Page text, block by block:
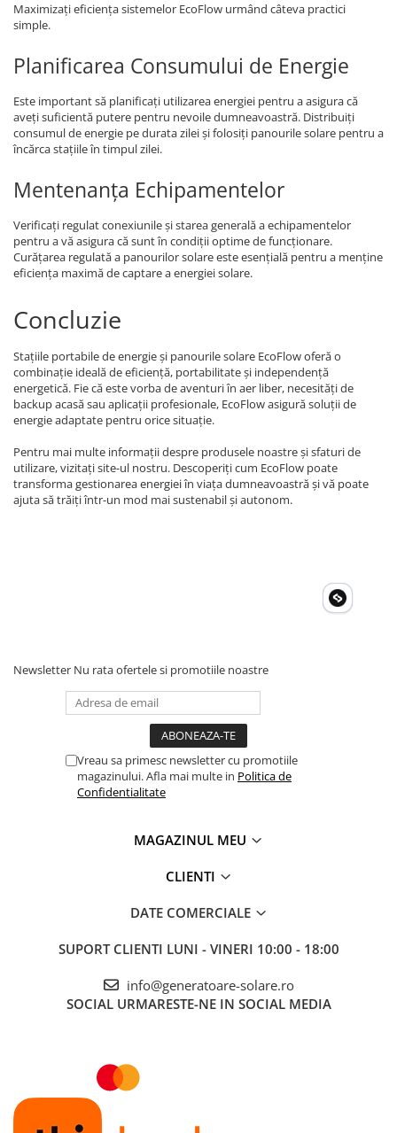
Maximizați eficiența sistemelor EcoFlow urmând câteva practici
simple.
Planificarea Consumului de Energie
Este important să planificați utilizarea energiei pentru a asigura că
aveți suficientă putere pentru nevoile dumneavoastră. Distribuiți
consumul de energie pe durata zilei și folosiți panourile solare pentru a
încărca stațiile în timpul zilei.
Mentenanța Echipamentelor
Verificați regulat conexiunile și starea generală a echipamentelor
pentru a vă asigura că sunt în condiții optime de funcționare.
Curățarea regulată a panourilor solare este esențială pentru a menține
eficiența maximă de captare a energiei solare.
Concluzie
Stațiile portabile de energie și panourile solare EcoFlow oferă o
combinație ideală de eficiență, portabilitate și independență
energetică. Fie că este vorba de aventuri în aer liber, necesități de
backup acasă sau aplicații profesionale, EcoFlow asigură soluții de
energie adaptate pentru orice situație.
Pentru mai multe informații despre produsele noastre și sfaturi de
utilizare, vizitați site-ul nostru. Descoperiți cum EcoFlow poate
transforma gestionarea energiei în viața dumneavoastră și vă poate
ajuta să trăiți într-un mod mai sustenabil și autonom.
Newsletter Nu rata ofertele si promotiile noastre
Vreau sa primesc newsletter cu promotiile
magazinului. Afla mai multe in Politica de
Confidentialitate
MAGAZINUL MEU
CLIENTI
DATE COMERCIALE
SUPORT CLIENTI LUNI - VINERI 10:00 - 18:00
info@generatoare-solare.ro
SOCIAL URMARESTE-NE IN SOCIAL MEDIA